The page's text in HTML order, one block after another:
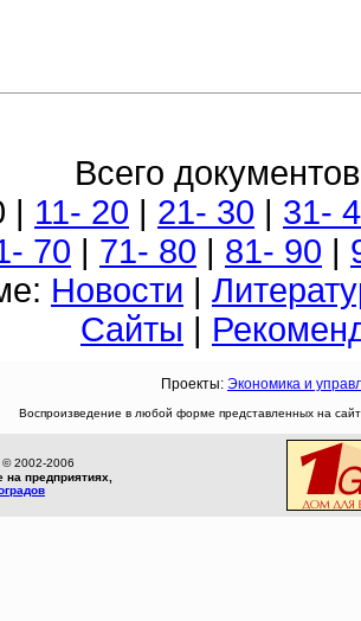
Всего
| 11- 20 | 21- 30 | 31-
70 | 71- 80 | 81- 90 |
Новости |
Сайты |
Проекты: Экономика и
Воспроизведение в любой форме представленных на
© 2002-2006
предприятиях,